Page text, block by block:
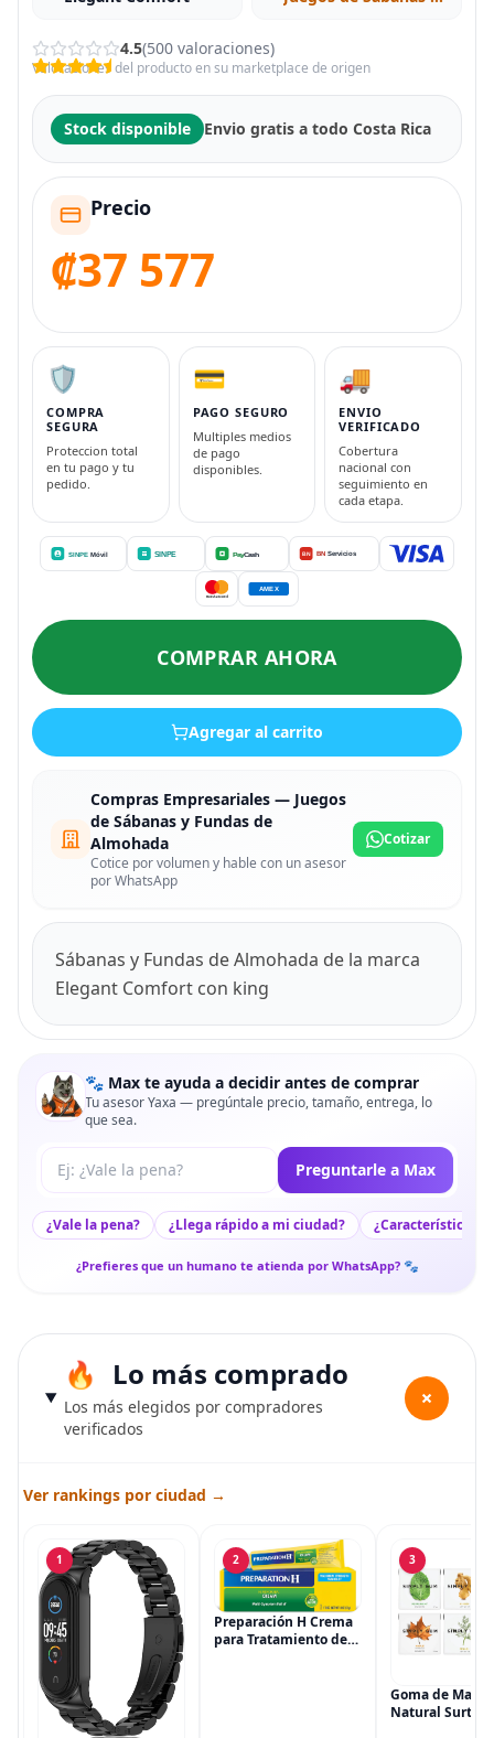
4.5(500 valoraciones)
Valoraciones del producto en su marketplace de origen
Stock disponible Envio gratis a todo Costa Rica
Precio
₡37 577
🛡️
COMPRA
SEGURA
Proteccion total
en tu pago y tu
pedido.
💳
PAGO SEGURO
Multiples medios
de pago
disponibles.
🚚
ENVIO
VERIFICADO
Cobertura
nacional con
seguimiento en
cada etapa.
COMPRAR AHORA
Agregar al carrito
Compras Empresariales — Juegos
de Sábanas y Fundas de
Almohada
Cotice por volumen y hable con un asesor
por WhatsApp
Cotizar
Sábanas y Fundas de Almohada de la marca
Elegant Comfort con king
🐾 Max te ayuda a decidir antes de comprar
Tu asesor Yaxa — pregúntale precio, tamaño, entrega, lo
que sea.
Tu pregunta a Max Preguntarle a Max
¿Vale la pena? ¿Llega rápido a mi ciudad? ¿Características
¿Prefieres que un humano te atienda por WhatsApp? 🐾
Lo más comprado
Los más elegidos por compradores
verificados
+
Ver rankings por ciudad →
1 2
Preparación H Crema
para Tratamiento de
3
Goma de
Natural